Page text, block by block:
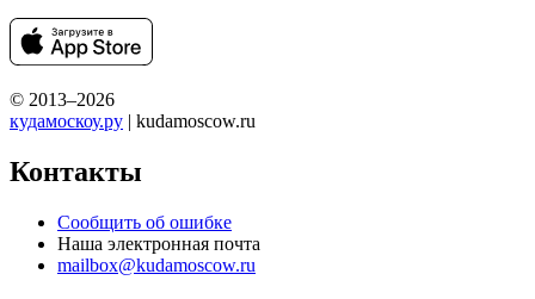
© 2013–2026
кудамоскоу.ру | kudamoscow.ru
Контакты
Сообщить об ошибке
Наша электронная почта
mailbox@kudamoscow.ru